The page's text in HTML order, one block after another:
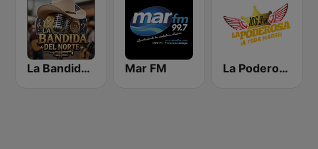
La Bandida del Norte Mar FM La Poderosa 106.9 FM